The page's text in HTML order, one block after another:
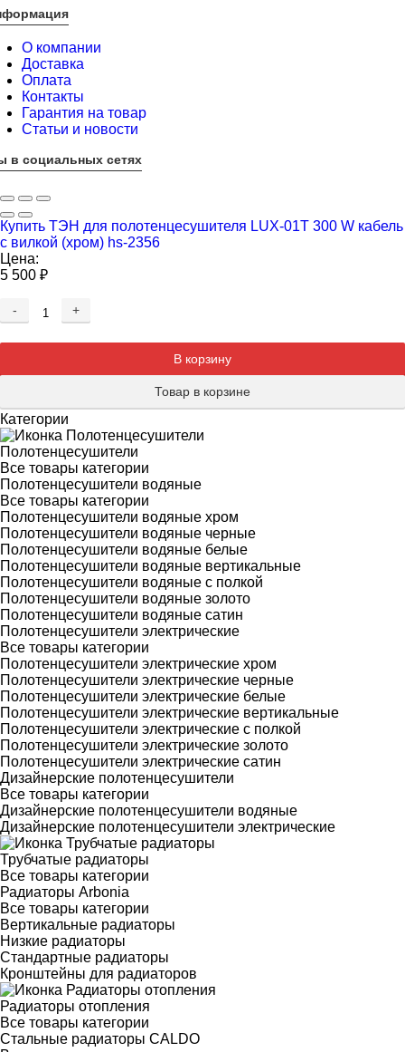
О компании
Доставка
Оплата
Контакты
Гарантия на товар
Статьи и новости
в социальных сетях
Купить ТЭН для полотенцесушителя LUX-01T 300 W кабель
с вилкой (хром) hs-2356
Цена:
5 500 ₽
-
+
В корзину
Товар в корзине
Категории
Полотенцесушители
Все товары категории
Полотенцесушители водяные
Все товары категории
Полотенцесушители водяные хром
Полотенцесушители водяные черные
Полотенцесушители водяные белые
Полотенцесушители водяные вертикальные
Полотенцесушители водяные с полкой
Полотенцесушители водяные золото
Полотенцесушители водяные сатин
Полотенцесушители электрические
Все товары категории
Полотенцесушители электрические хром
Полотенцесушители электрические черные
Полотенцесушители электрические белые
Полотенцесушители электрические вертикальные
Полотенцесушители электрические с полкой
Полотенцесушители электрические золото
Полотенцесушители электрические сатин
Дизайнерские полотенцесушители
Все товары категории
Дизайнерские полотенцесушители водяные
Дизайнерские полотенцесушители электрические
Трубчатые радиаторы
Все товары категории
Радиаторы Arbonia
Все товары категории
Вертикальные радиаторы
Низкие радиаторы
Стандартные радиаторы
Кронштейны для радиаторов
Радиаторы отопления
Все товары категории
Стальные радиаторы CALDO